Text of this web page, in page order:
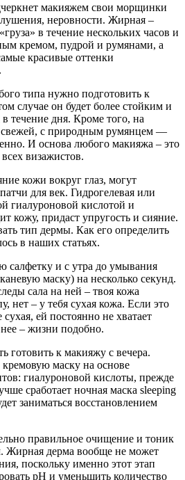
макияжем свои морщинки
неровности. Жирная –
в течение нескольких часов и
кремом, пудрой и румянами, а
красивые оттенки
типа нужно подготовить к
случае он будет более стойким и
течение дня. Кроме того, на
с природным румянцем —
И основа любого макияжа – это
визажистов.
кожи вокруг глаз, могут
для век. Гидрогелевая или
гиалуроновой кислотой и
кожу, придаст упругость и сияние.
тип дермы. Как его определить
в наших статьях.
салфетку и с утра до умывания
маску) на несколько секунд.
сала на ней – твоя кожа
нет – у тебя сухая кожа. Если это
ей постоянно не хватает
– жизни подобно.
готовить к макияжу с вечера.
маску на основе
гиалуроновой кислоты, прежде
сработает ночная маска sleeping
заниматься восстановлением
правильное очищение и тоник
дерма вообще не может
поскольку именно этот этап
рН и уменьшить количество